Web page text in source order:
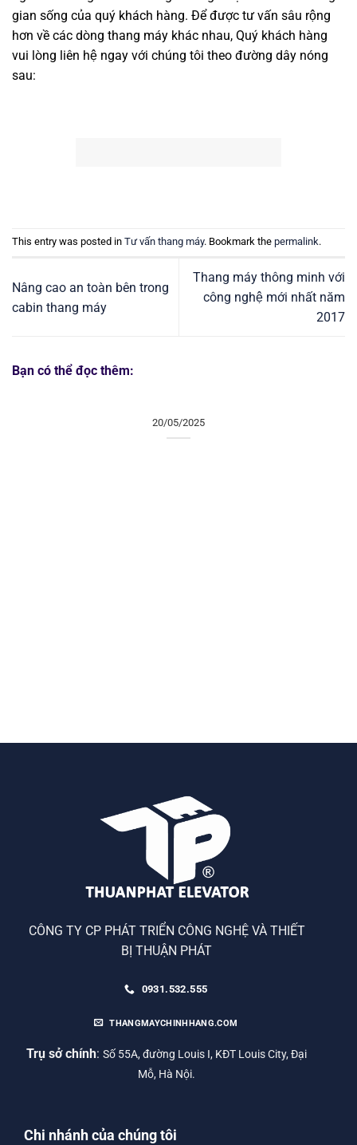
gian sống của quý khách hàng. Để được tư vấn sâu rộng
hơn về các dòng thang máy khác nhau, Quý khách hàng
vui lòng liên hệ ngay với chúng tôi theo đường dây nóng
sau:
This entry was posted in Tư vấn thang máy. Bookmark the permalink.
Nâng cao an toàn bên trong
cabin thang máy
Thang máy thông minh với
công nghệ mới nhất năm
2017
Bạn có thể đọc thêm:
20/05/2025
CÔNG TY CP PHÁT TRIỂN CÔNG NGHỆ VÀ THIẾT
BỊ THUẬN PHÁT
0931.532.555
THANGMAYCHINHHANG.COM
Trụ sở chính: Số 55A, đường Louis I, KĐT Louis City, Đại
Mỗ, Hà Nội.
Chi nhánh của chúng tôi